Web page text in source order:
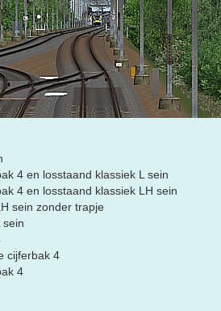
4 en losstaand klassiek L sein
4 en losstaand klassiek LH sein
sein zonder trapje
sein
cijferbak 4
4